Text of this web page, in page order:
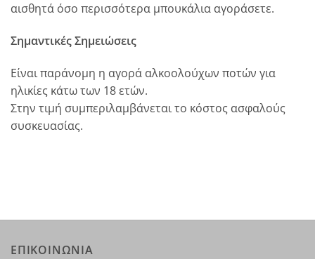
αισθητά όσο περισσότερα μπουκάλια αγοράσετε.
Σημαντικές Σημειώσεις
Είναι παράνομη η αγορά αλκοολούχων ποτών για
ηλικίες κάτω των 18 ετών.
Στην τιμή συμπεριλαμβάνεται το κόστος ασφαλούς
συσκευασίας.
ΕΠΙΚΟΙΝΩΝΙΑ